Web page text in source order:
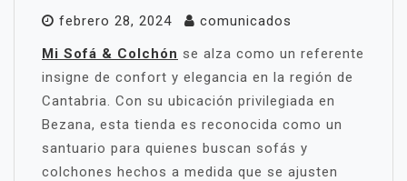
febrero 28, 2024
comunicados
Mi Sofá & Colchón se alza como un referente
insigne de confort y elegancia en la región de
Cantabria. Con su ubicación privilegiada en
Bezana, esta tienda es reconocida como un
santuario para quienes buscan sofás y
colchones hechos a medida que se ajusten